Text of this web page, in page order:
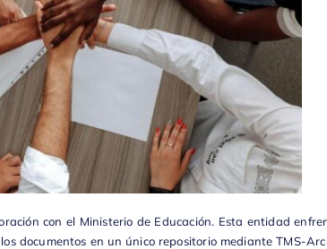
con el Ministerio de Educación. Esta entidad
documentos en un único repositorio medianteTMS-